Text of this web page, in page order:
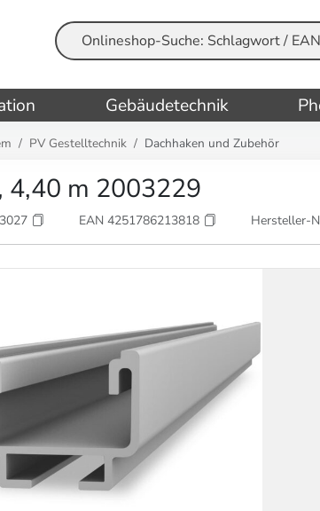
Suche
Gebäudetechnik
PV Gestelltechnik Dachhaken und Zubehör
m 2003229
EAN 4251786213818 Hersteller-